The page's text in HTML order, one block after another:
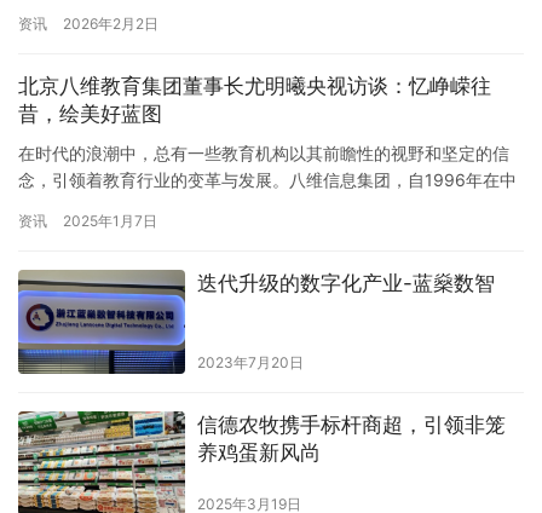
经调控系统。该患者曾接受宫颈癌术后放化疗，被排尿困难顽疾困
局。 此次手术的顺利开展，不仅彰显了浙大邵逸夫…
资讯 2026年2月2日
北京八维教育集团董事长尤明曦央视访谈：忆峥嵘往
昔，绘美好蓝图
在时代的浪潮中，总有一些教育机构以其前瞻性的视野和坚定的信
念，引领着教育行业的变革与发展。八维信息集团，自1996年在中
的培养贡献了无数心血与智慧。 日前，八维信息集团董事长尤明曦
望了未来职业教育的美好蓝图。 忆往昔，八维教育在互联网发展
的…
资讯 2025年1月7日
迭代升级的数字化产业-蓝燊数智
2023年7月20日
信德农牧携手标杆商超，引领非笼
养鸡蛋新风尚
2025年3月19日